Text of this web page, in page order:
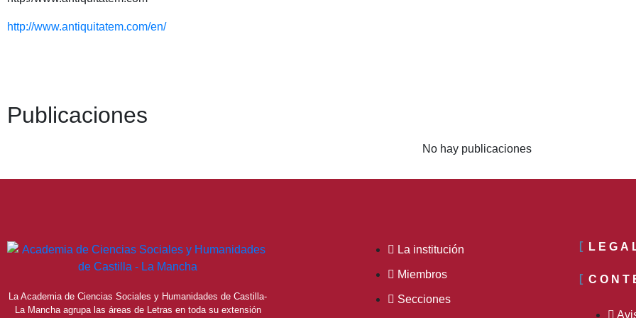
http://www.antiquitatem.com/en/
Publicaciones
No hay publicaciones
La Academia de Ciencias Sociales y Humanidades de Castilla-
La Mancha agrupa las áreas de Letras en toda su extensión
La institución
Miembros
Secciones